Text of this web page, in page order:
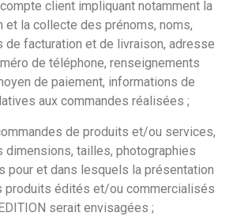
client impliquant notamment la
et la collecte des prénoms, noms,
facturation et de livraison, adresse
de téléphone, renseignements
de paiement, informations de
aux commandes réalisées ;
de produits et/ou services,
dimensions, tailles, photographies
pour et dans lesquels la présentation
produits édités et/ou commercialisés
serait envisagées ;